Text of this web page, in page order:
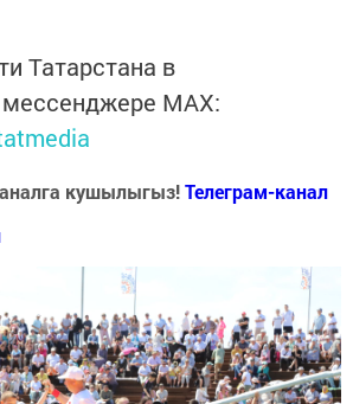
Татарстана в
MАХ:
кушылыгыз!Телеграм-канал